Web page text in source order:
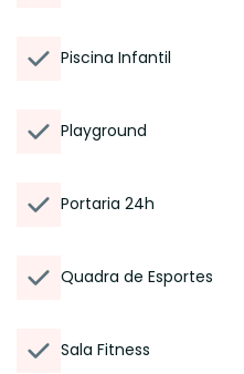
Piscina Infantil
Playground
Portaria 24h
Quadra de Esportes
Sala Fitness